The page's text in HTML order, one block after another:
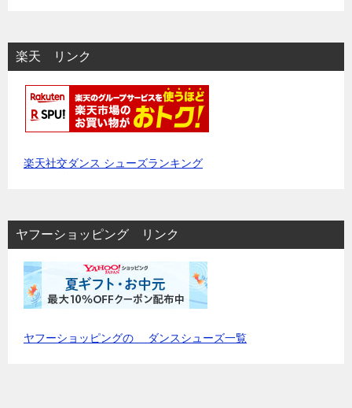
楽天 リンク
楽天社交ダンス シューズランキング
ヤフーショッピング リンク
ヤフーショッピングの ダンスシューズ一覧